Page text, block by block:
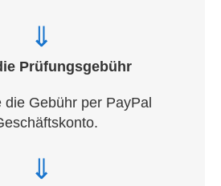
⇓
Prüfungsgebühr
Gebühr per Pay­Pal
⇓